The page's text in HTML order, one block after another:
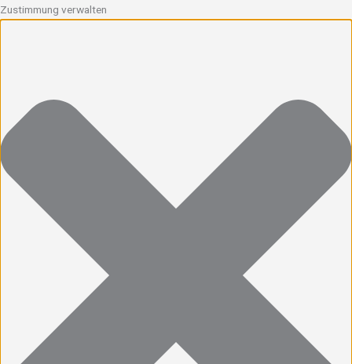
Zustimmung verwalten